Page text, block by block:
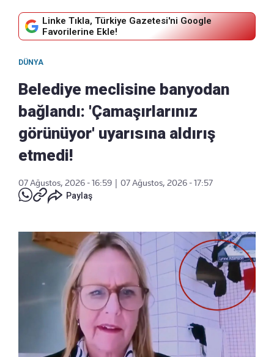
Linke Tıkla, Türkiye Gazetesi'ni Google
Favorilerine Ekle!
DÜNYA
Belediye meclisine banyodan
bağlandı: 'Çamaşırlarınız
görünüyor' uyarısına aldırış
etmedi!
07 Ağustos, 2026 - 16:59
07 Ağustos, 2026 - 17:57
Paylaş